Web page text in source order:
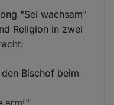
"Sei wachsam"
Religion in zwei
Bischof beim